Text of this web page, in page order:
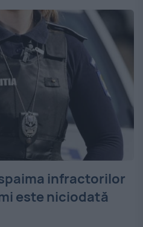
infractorilor
este niciodată